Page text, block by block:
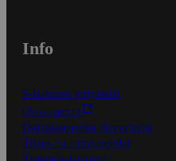
Info
S-Business yrityksille
Oiva-raportit
Osuuskauppojen yhteystiedot
Tilaus- ja toimitusehdot